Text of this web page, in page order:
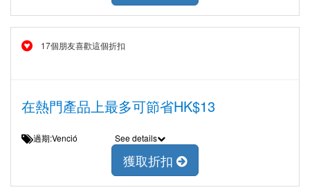
17個朋友喜歡這個折扣
在熱門產品上最多可節省HK$13
過期:Venció See details
獲取折扣